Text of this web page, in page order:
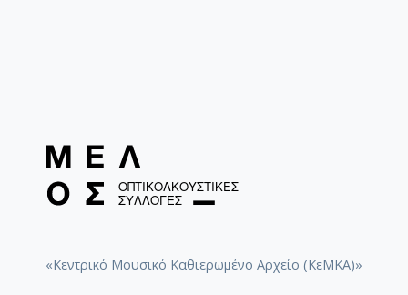
«Κεντρικό Μουσικό Καθιερωμένο Αρχείο (ΚεΜΚΑ)»